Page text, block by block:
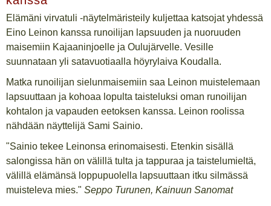
Elämäni virvatuli -näytelmäristeily kuljettaa katsojat yhdessä
Eino Leinon kanssa runoilijan lapsuuden ja nuoruuden
maisemiin Kajaaninjoelle ja Oulujärvelle. Vesille
suunnataan yli satavuotiaalla höyrylaiva Koudalla.
Matka runoilijan sielunmaisemiin saa Leinon muistelemaan
lapsuuttaan ja kohoaa lopulta taisteluksi oman runoilijan
kohtalon ja vapauden eetoksen kanssa. Leinon roolissa
nähdään näyttelijä Sami Sainio.
"Sainio tekee Leinonsa erinomaisesti. Etenkin sisällä
salongissa hän on välillä tulta ja tappuraa ja taistelumieltä,
välillä elämänsä loppupuolella lapsuuttaan itku silmässä
muisteleva mies." Seppo Turunen, Kainuun Sanomat